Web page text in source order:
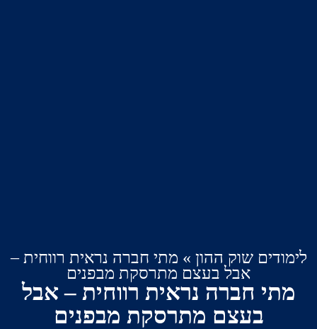
שוק ההון»מתי חברה נראית רווחית –
אבל בעצם מתרסקת מבפנים
חברה נראית רווחית – אבל
בעצם מתרסקת מבפנים